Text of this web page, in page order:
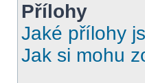
Přílohy
Jaké přílohy
Jak si mohu